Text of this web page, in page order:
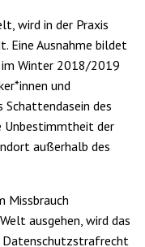
wird in der Praxis
Eine Ausnahme bildet
im Winter 2018/2019
und
Schattendasein des
Unbestimmtheit der
außerhalb des
Missbrauch
ausgehen, wird das
Datenschutzstrafrecht